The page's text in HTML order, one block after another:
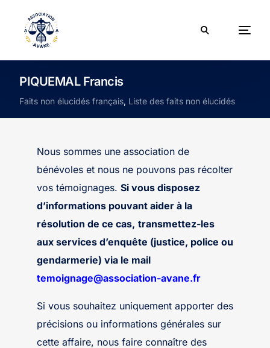
PIQUEMAL Francis
Faits non élucidés français, Liste des faits non élucidés
Nous sommes une association de
bénévoles et nous ne pouvons pas récolter
vos témoignages. Si vous disposez
d’informations pouvant aider à la
résolution de ce cas, transmettez-les
aux services d’enquête (justice, police ou
gendarmerie) via le mail
temoignage@association-avane.fr
Si vous souhaitez uniquement apporter des
précisions ou informations générales sur
cette affaire, nous faire connaître des